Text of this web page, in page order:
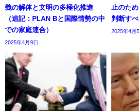
義の解体と文明の多極化推進
（追記：PLAN Bと国際情勢の中
での家庭連合）
2025年4月9日
止のた
判断す
2025年4月